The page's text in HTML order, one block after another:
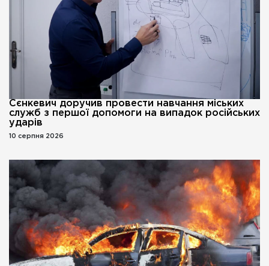
Сєнкевич доручив провести навчання міських
служб з першої допомоги на випадок російських
ударів
10 серпня 2026